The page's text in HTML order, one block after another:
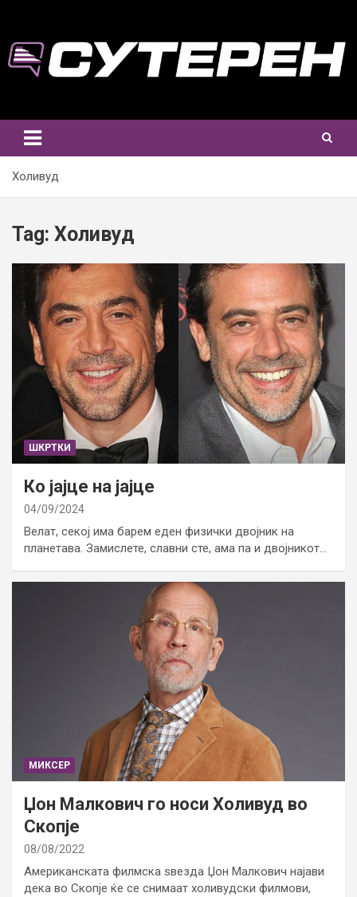
content
Холивуд
Tag: Холивуд
ШКРТКИ
Ко јајце на јајце
04/09/2024
Велат, секој има барем еден физички двојник на
планетава. Замислете, славни сте, ама па и двојникот…
МИКСЕР
Џон Малкович го носи Холивуд во
Скопје
08/08/2022
Американската филмска ѕвезда Џон Малкович најави
дека во Скопје ќе се снимаат холивудски филмови,